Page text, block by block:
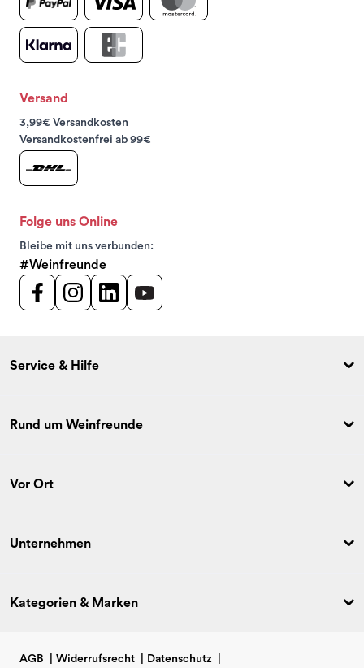
Versand
3,99€ Versandkosten
Versandkostenfrei ab 99€
Folge uns Online
Bleibe mit uns verbunden:
#Weinfreunde
Service & Hilfe
Rund um Weinfreunde
Vor Ort
Unternehmen
Kategorien & Marken
AGB Widerrufsrecht Datenschutz